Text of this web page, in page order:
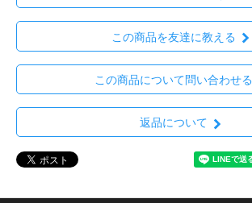
この商品を友達に教える
この商品について問い合わせる
返品について